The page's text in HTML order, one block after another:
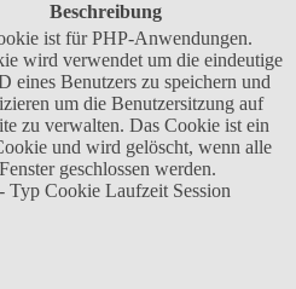
Beschreibung
ist für PHP-Anwendungen.
wird verwendet um die eindeutige
eines Benutzers zu speichern und
um die Benutzersitzung auf
zu verwalten. Das Cookie ist ein
und wird gelöscht, wenn alle
geschlossen werden.
- Typ Cookie Laufzeit Session